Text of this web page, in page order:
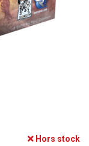
Hors stock